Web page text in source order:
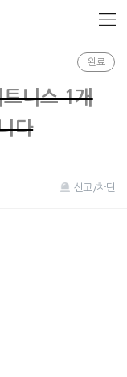
완료
니스 1개
다
신고/차단